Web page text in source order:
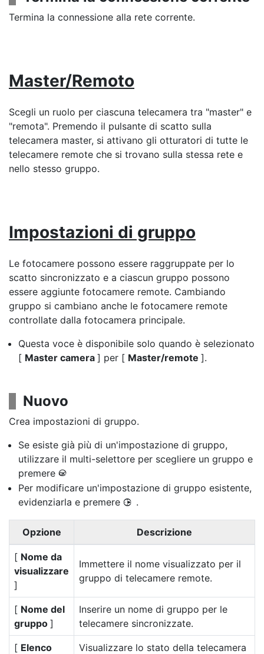
Termina la connessione alla rete corrente.
Master/Remoto
Scegli un ruolo per ciascuna telecamera tra "master" e
"remota". Premendo il pulsante di scatto sulla
telecamera master, si attivano gli otturatori di tutte le
telecamere remote che si trovano sulla stessa rete e
nello stesso gruppo.
Impostazioni di gruppo
Le fotocamere possono essere raggruppate per lo
scatto sincronizzato e a ciascun gruppo possono
essere aggiunte fotocamere remote. Cambiando
gruppo si cambiano anche le fotocamere remote
controllate dalla fotocamera principale.
Questa voce è disponibile solo quando è selezionato
[ Master camera ] per [ Master/remote ].
Nuovo
Crea impostazioni di gruppo.
Se esiste già più di un'impostazione di gruppo,
utilizzare il multi-selettore per scegliere un gruppo e
premere J
Per modificare un'impostazione di gruppo esistente,
evidenziarla e premere 2 .
Opzione Descrizione
[ Nome da
visualizzare
]
Immettere il nome visualizzato per il
gruppo di telecamere remote.
[ Nome del
gruppo ]
Inserire un nome di gruppo per le
telecamere sincronizzate.
[ Elenco
Visualizzare lo stato della telecamera